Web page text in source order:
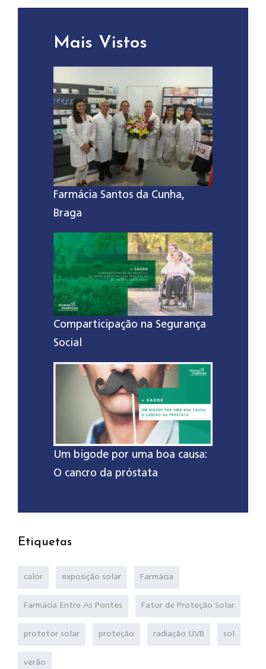
Mais Vistos
Farmácia Santos da Cunha,
Braga
Comparticipação na Segurança
Social
Um bigode por uma boa causa:
O cancro da próstata
Etiquetas
calor exposição solar Farmácia
Farmácia Entre As Pontes Fator de Proteção Solar
protetor solar proteção radiação UVB sol
verão